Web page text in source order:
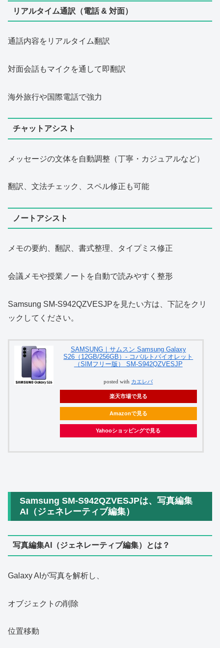
リアルタイム通訳（電話 & 対面）
通話内容をリアルタイム翻訳
対面会話もマイクを通して即翻訳
海外旅行や国際電話で強力
チャットアシスト
メッセージの文体を自動調整（丁寧・カジュアルなど）
翻訳、文法チェック、スペル修正も可能
ノートアシスト
メモの要約、翻訳、書式整理、タイプミス修正
会議メモや授業ノートを自動で読みやすく整形
Samsung SM-S942QZVESJPを見たい方は、下記をクリ
ックしてください。
SAMSUNG｜サムスン Samsung Galaxy
S26（12GB/256GB）- コバルトバイオレット
（SIMフリー版） SM-S942QZVESJP
posted with カエレバ
楽天市場で見る
Amazonで見る
Yahooショッピングで見る
Samsung SM-S942QZVESJPは、写真編集
AI（ジェネレーティブ編集）
写真編集AI（ジェネレーティブ編集）とは？
Galaxy AIが写真を解析し、
オブジェクトの削除
位置移動